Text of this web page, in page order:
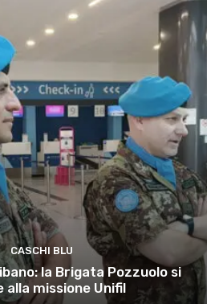
CASCHI BLU
la Brigata Pozzuolo si
alla missione Unifil